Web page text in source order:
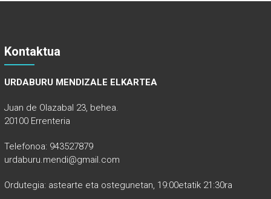
Kontaktua
URDABURU MENDIZALE ELKARTEA
Juan de Olazabal 23, behea.
20100 Errenteria
Telefonoa: 943527879
urdaburu.mendi@gmail.com
Ordutegia: astearte eta ostegunetan, 19:00etatik 21:30ra